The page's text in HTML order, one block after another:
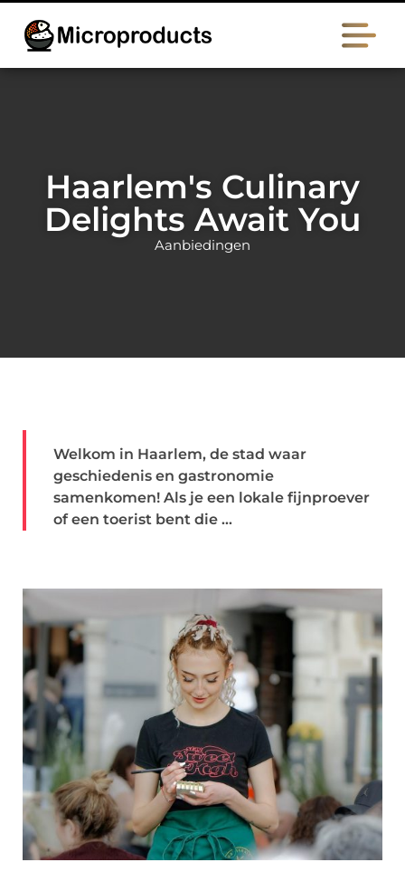
Haarlem's Culinary
Delights Await You
Aanbiedingen
Welkom in Haarlem, de stad waar
geschiedenis en gastronomie
samenkomen! Als je een lokale fijnproever
of een toerist bent die ...